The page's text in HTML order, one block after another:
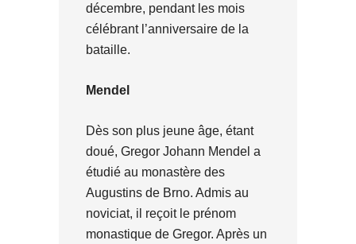
décembre, pendant les mois
célébrant l’anniversaire de la
bataille.
Mendel
Dès son plus jeune âge, étant
doué, Gregor Johann Mendel a
étudié au monastère des
Augustins de Brno. Admis au
noviciat, il reçoit le prénom
monastique de Gregor. Après un